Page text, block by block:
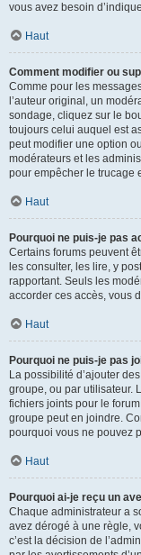
vous avez besoin
Haut
Comment modifier ou
Comme pour les
l’auteur original, un
sondage, cliquez sur le
toujours celui auquel est
peut modifier une option
modérateurs et les
pour empêcher le trucage
Haut
Pourquoi ne puis-je pas
Certains forums peuvent
les consulter, les lire, y
rapportant. Seuls les
accorder ces accès, vous
Haut
Pourquoi ne puis-je pas
La possibilité d’ajouter
groupe, ou par utilisateur.
fichiers joints pour le
groupe peut en joindre.
pourquoi vous ne pouvez
Haut
Pourquoi ai-je reçu un
Chaque administrateur a
avez dérogé à une règle,
c’est la décision de